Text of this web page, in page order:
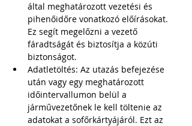
által meghatározott vezetési és
pihenőidőre vonatkozó előírásokat.
Ez segít megelőzni a vezető
fáradtságát és biztosítja a közúti
biztonságot.
Adatletöltés: Az utazás befejezése
után vagy egy meghatározott
időintervallumon belül a
járművezetőnek le kell töltenie az
adatokat a sofőrkártyájáról. Ezt az